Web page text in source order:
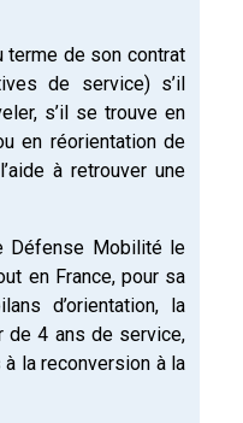
terme de son contrat
de service) s’il
s’il se trouve en
en réorientation de
à retrouver une
Défense Mobilité le
en France, pour sa
d’orientation, la
de 4 ans de service,
la reconversion à la